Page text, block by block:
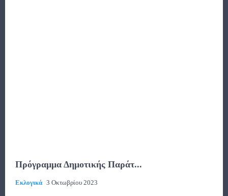
Πρόγραμμα Δημοτικής Παράτ...
Εκλογικά 3 Οκτωβρίου 2023